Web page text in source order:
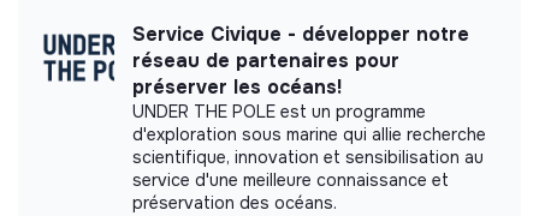
Contribuer à alimenter les futursréseaux sociaux
site web du fonds avec des contenus engageants.
4. Appui à la stratégie globale du fonds
Veille stratégique:
Analyser lestendances du mécénat
This structure did not communicate to us the
labels or certifications that it was able to obtain.
Documents
Service Civique - développer notre
réseau de partenaires pour
préserver les océans!
UNDER THE POLE est un programme
d'exploration sous marine qui allie recherche
scientifique, innovation et sensibilisation au
service d'une meilleure connaissance et
préservation des océans.